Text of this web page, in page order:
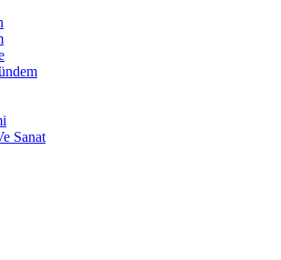
Sanat